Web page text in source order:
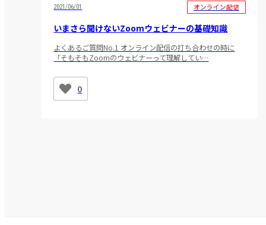
2021/06/01 オンライン配信
いまさら聞けないZoomウェビナーの基礎知識
よくあるご質問No.1 オンライン配信の打ち合わせの時に
「そもそもZoomのウェビナーって理解してい…
0